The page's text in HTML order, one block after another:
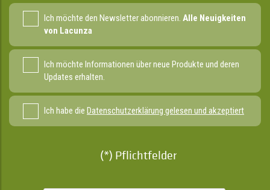
Ich möchte den Newsletter abonnieren. Alle Neuigkeiten
von Lacunza
Ich möchte Informationen über neue Produkte und deren
Updates erhalten.
Ich habe die Datenschutzerklärung gelesen und akzeptiert
(*) Pflichtfelder